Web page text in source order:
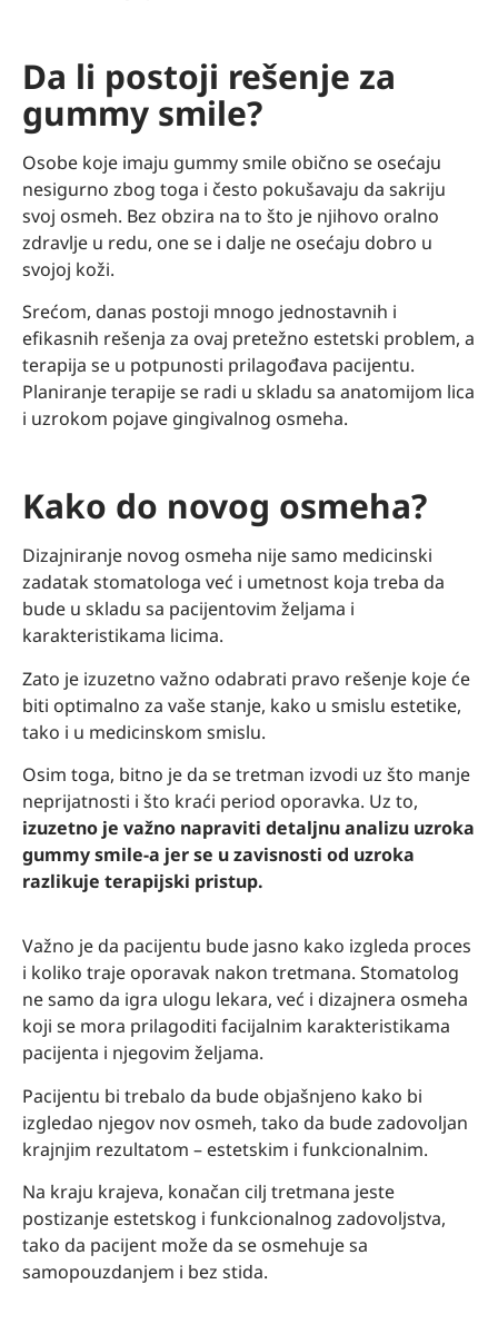
Da li postoji rešenje za
gummy smile?
Osobe koje imaju gummy smile obično se osećaju
nesigurno zbog toga i često pokušavaju da sakriju
svoj osmeh. Bez obzira na to što je njihovo oralno
zdravlje u redu, one se i dalje ne osećaju dobro u
svojoj koži.
Srećom, danas postoji mnogo jednostavnih i
efikasnih rešenja za ovaj pretežno estetski problem, a
terapija se u potpunosti prilagođava pacijentu.
Planiranje terapije se radi u skladu sa anatomijom lica
i uzrokom pojave gingivalnog osmeha.
Kako do novog osmeha?
Dizajniranje novog osmeha nije samo medicinski
zadatak stomatologa već i umetnost koja treba da
bude u skladu sa pacijentovim željama i
karakteristikama licima.
Zato je izuzetno važno odabrati pravo rešenje koje će
biti optimalno za vaše stanje, kako u smislu estetike,
tako i u medicinskom smislu.
Osim toga, bitno je da se tretman izvodi uz što manje
neprijatnosti i što kraći period oporavka. Uz to,
izuzetno je važno napraviti detaljnu analizu uzroka
gummy smile-a jer se u zavisnosti od uzroka
razlikuje terapijski pristup.
Važno je da pacijentu bude jasno kako izgleda proces
i koliko traje oporavak nakon tretmana. Stomatolog
ne samo da igra ulogu lekara, već i dizajnera osmeha
koji se mora prilagoditi facijalnim karakteristikama
pacijenta i njegovim željama.
Pacijentu bi trebalo da bude objašnjeno kako bi
izgledao njegov nov osmeh, tako da bude zadovoljan
krajnjim rezultatom – estetskim i funkcionalnim.
Na kraju krajeva, konačan cilj tretmana jeste
postizanje estetskog i funkcionalnog zadovoljstva,
tako da pacijent može da se osmehuje sa
samopouzdanjem i bez stida.